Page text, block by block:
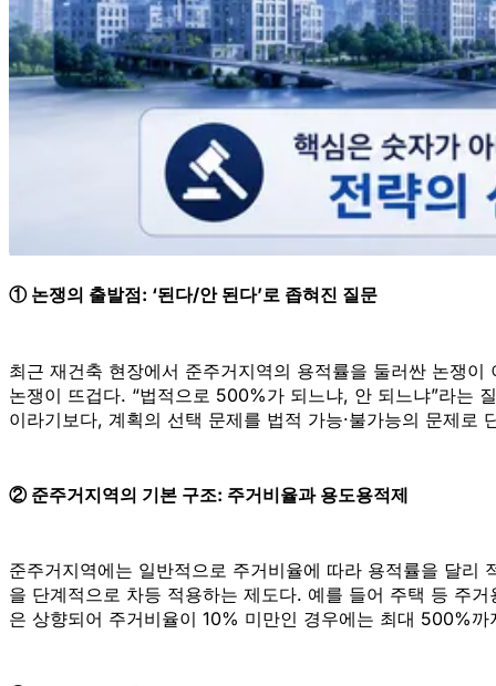
① 논쟁의 출발점: ‘된다/안 된다’로 좁혀진 질문
최근 재건축 현장에서 준주거지역의 용적률을 둘러싼 논쟁
논쟁이 뜨겁다. “법적으로 500%가 되느냐, 안 되느냐”라는
이라기보다, 계획의 선택 문제를 법적 가능·불가능의 문제로
② 준주거지역의 기본 구조: 주거비율과 용도용적제
준주거지역에는 일반적으로 주거비율에 따라 용적률을 달리
을 단계적으로 차등 적용하는 제도다. 예를 들어 주택 등 주
은 상향되어 주거비율이 10% 미만인 경우에는 최대 500%